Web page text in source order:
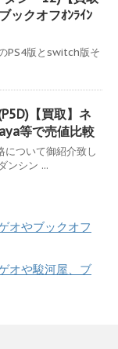
ックオフｵﾝﾗｲﾝ
PS4版とswitch版そ
【買取】ネ
等で売値比較
について御紹介致し
ンシン ...
オやブックオフ
オや駿河屋、ブ